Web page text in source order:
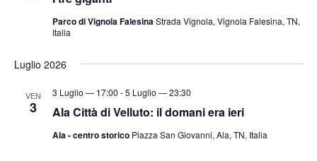
Parco di Vignola FalesinaStrada Vignola, Vignola Falesina, TN,
Italia
Luglio 2026
VEN
3 Ala Città di Velluto: il domani era ieri
3 Luglio — 17:00 -5 Luglio — 23:30
Ala - centro storico Piazza San Giovanni, Ala, TN, Italia